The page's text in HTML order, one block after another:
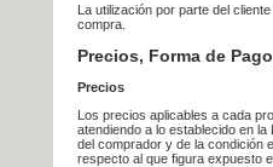
La utilización por parte del
compra.
Precios, Forma de
Precios
Los precios aplicables a cada
atendiendo a lo establecido en
del comprador y de la condición
respecto al que figura expuesto